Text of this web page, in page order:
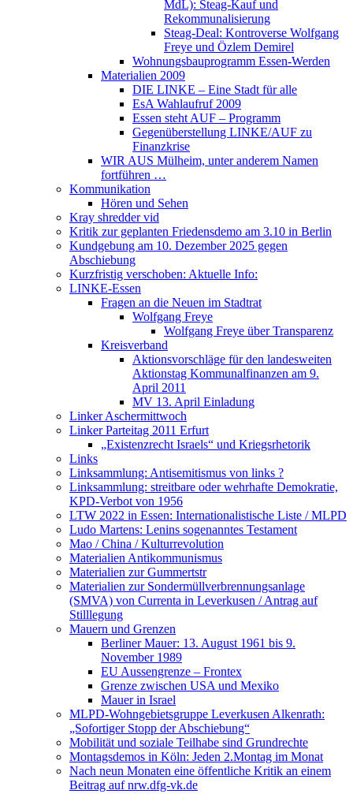
MdL): Steag-Kauf und
Rekommunalisierung
Steag-Deal: Kontroverse Wolfgang
Freye und Özlem Demirel
Wohnungsbauprogramm Essen-Werden
Materialien 2009
DIE LINKE – Eine Stadt für alle
EsA Wahlaufruf 2009
Essen steht AUF – Programm
Gegenüberstellung LINKE/AUF zu
Finanzkrise
WIR AUS Mülheim, unter anderem Namen
fortführen …
Kommunikation
Hören und Sehen
Kray shredder vid
Kritik zur geplanten Friedensdemo am 3.10 in Berlin
Kundgebung am 10. Dezember 2025 gegen
Abschiebung
Kurzfristig verschoben: Aktuelle Info:
LINKE-Essen
Fragen an die Neuen im Stadtrat
Wolfgang Freye
Wolfgang Freye über Transparenz
Kreisverband
Aktionsvorschläge für den landesweiten
Aktionstag Kommunalfinanzen am 9.
April 2011
MV 13. April Einladung
Linker Aschermittwoch
Linker Parteitag 2011 Erfurt
„Existenzrecht Israels“ und Kriegsrhetorik
Links
Linksammlung: Antisemitismus von links ?
Linksammlung: streitbare oder wehrhafte Demokratie,
KPD-Verbot von 1956
LTW 2022 in Essen: Internationalistische Liste / MLPD
Ludo Martens: Lenins sogenanntes Testament
Mao / China / Kulturrevolution
Materialien Antikommunismus
Materialien zur Gummertstr
Materialien zur Sondermüllverbrennungsanlage
(SMVA) von Currenta in Leverkusen / Antrag auf
Stilllegung
Mauern und Grenzen
Berliner Mauer: 13. August 1961 bis 9.
November 1989
EU Aussengrenze – Frontex
Grenze zwischen USA und Mexiko
Mauer in Israel
MLPD-Wohngebietsgruppe Leverkusen Alkenrath:
„Sofortiger Stopp der Abschiebung“
Mobilität und soziale Teilhabe sind Grundrechte
Montagsdemos in Köln: Jeden 2.Montag im Monat
Nach neun Monaten eine öffentliche Kritik an einem
Beitrag auf nrw.dfg-vk.de